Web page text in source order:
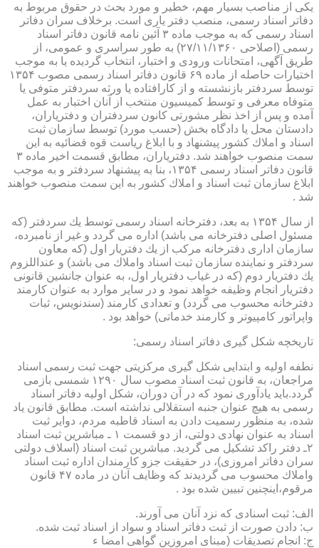
یكی از مناصب بسیار مهم، خطیر و مورد بحث در حقوق مربوط به
دفاتر اسناد رسمی، منصب دفتر یاری است. برخلاف سران دفاتر
اسناد رسمی كه به موجب ماده ۳ آئین نامه قانون دفاتر اسناد
رسمی (اصلاحی ۲۷/۱۱/۱۳۶۰) به طور سراسری و عمومی، از
طریق آگهی، امتحانات ورودی و اختبار، انتخاب گردیده یا به موجب
اختیارات حاصله از ماده ۶۹ قانون دفاتر اسناد رسمی مصوب ۱۳۵۴
توسط سردفتر بازنشسته و از كارافتاده یا ورثه سردفتر متوفی یا
متوفاه معرفی و توسط كمیسیون منتخب از آنان اختبار به عمل
آمده و پس از اخذ نظر مشورتی كانون سردفتران و دفتریاران،
دادستان محل یا دادگاه بخش (حسب مورد) توسط سازمان ثبت
اسناد و املاك كشور پیشنهاد و با ابلاغ ریاست قوه قضائیه به این
سمت منصوب خواهند شد. دفتریاران، مطابق قسمت اخیر ماده ۳
قانون دفاتر اسناد رسمی ۱۳۵۴، بنا به پیشنهاد سردفتر و به موجب
ابلاغ سازمان ثبت اسناد و املاك كشور به این سمت منصوب خواهند
شد .
از سال ۱۳۵۴ به بعد، دفترخانه اسناد رسمی توسط یك سردفتر (كه
مسئول اصلی دفترخانه می باشد) اداره می گردد و غیر از نامبرده،
سازمان اداری دفترخانه مركب از یك دفتریار اول (كه معاون
سردفتر و نماینده سازمان ثبت اسناد واملاك می باشد) و عنداللزوم
یك دفتریار دوم (كه در غیاب دفتریار اول، به عنوان جانشین قانونی
دفتریار انجام وظیفه خواهد نمود و در سایر موارد به عنوان كارمند
دفترخانه محسوب می گردد) و تعدادی كارمند (سندنویس، ثبات
واپراتور كامپیوتر و كارمند خدماتی) خواهد بود .
تاریخچه شكل گیری دفاتر اسناد رسمی:
نطفه اولیه و ابتدایی شكل گیری مركزیتی جهت ثبت رسمی اسناد
مراجعان، به قانون ثبت اسناد مصوب سال ۱۲۹۰ شمسی بازمی
گردد.باید یادآوری نمود كه در آن دوران، شكل اولیه دفاتر اسناد
رسمی به هیچ عنوان جنبه استقلالی نداشته است. مطابق قانون یاد
شده، به منظور رسمیت دادن به اسناد قاطبه مردم، دوایر ثبت
اسناد به عنوان نهادی دولتی، از دو قسمت ۱ ـ مباشرین ثبت اسناد
۲ـ دفتر راكد تشكیل می گردید. مباشرین ثبت اسناد (اسلاف دولتی
سران دفاتر امروزی)، در حقیقت جزو كارمندان اداره ثبت اسناد
واملاك محسوب می گردیدند كه وظایف آنان در ماده ۴۷ قانون
مرقوم،اینچنین تبیین شده بود .
الف: ثبت اسنادی كه نزد آنان می آورند.
ب: دادن صورت از ثبت دفاتر اسناد و سواد از اسناد ثبت شده.
ج: انجام تصدیقات (مبنای امروزین گواهی امضا ء